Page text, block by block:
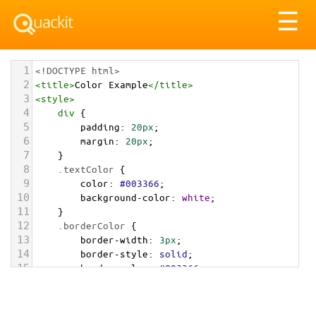
☰
1 <!DOCTYPE html>
2 <title>Color Example</title>
3 <style>
4 div {
5 padding: 20px;
6 margin: 20px;
7 }
8 .textColor {
9 color: #003366;
10 background-color: white;
11 }
12 .borderColor {
13 border-width: 3px;
14 border-style: solid;
15 border-color: #003366;